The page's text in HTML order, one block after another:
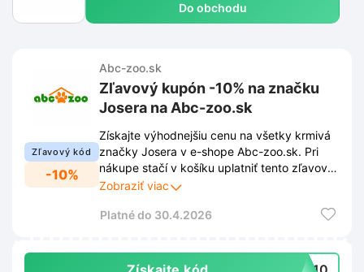
Do obchodu
Zľavový kód
-10%
Abc-zoo.sk
Zľavový kupón -10% na značku
Josera na Abc-zoo.sk
Získajte výhodnejšiu cenu na všetky krmivá
značky Josera v e-shope Abc-zoo.sk. Pri
nákupe stačí v košíku uplatniť tento zľavový
kupón a celková suma sa vám zníži o 10%.
Zobraziť viac
Platné do 30.4.2026